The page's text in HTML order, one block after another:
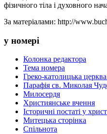
фізичного тіла і духовного
За матеріалами: http://
у номері
Колонка редактора
Тема номера
Греко-католицька церква
Парафія св. Миколая
Милосердя
Християнське вчення
Історичні постаті у
Митецька сторінка
Спільнота